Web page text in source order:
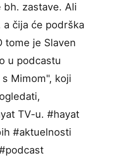
zastave. Ali
čija će podrška
tome je Slaven
u podcastu
Mimom", koji
TV-u. #hayat
#aktuelnosti